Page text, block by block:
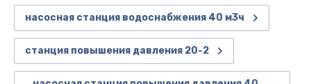
насосная станция водоснабжения 40 м3ч
станция повышения давления 20-2